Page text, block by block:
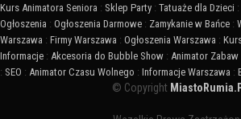
Kurs Animatora Seniora : Sklep Party : Tatuaże dla Dzieci :
Ogłoszenia : Ogłoszenia Darmowe : Zamykanie w Bańce :
Warszawa : Firmy Warszawa : Ogłoszenia Warszawa :
Informacje : Akcesoria do Bubble Show : Animator Zabaw
: SEO : Animator Czasu Wolnego : Informacje Warszawa :
© Copyright